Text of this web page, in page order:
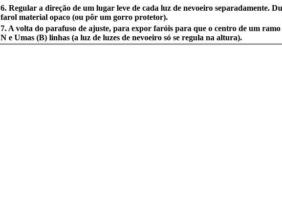
6. Regular a direção de um lugar leve de cada luz de nevoeiro separadamente.
farol material opaco (ou pôr um gorro protetor).
7. A volta do parafuso de ajuste, para expor faróis para que o centro de um ramo
N e Umas (B) linhas (a luz de luzes de nevoeiro só se regula na altura).